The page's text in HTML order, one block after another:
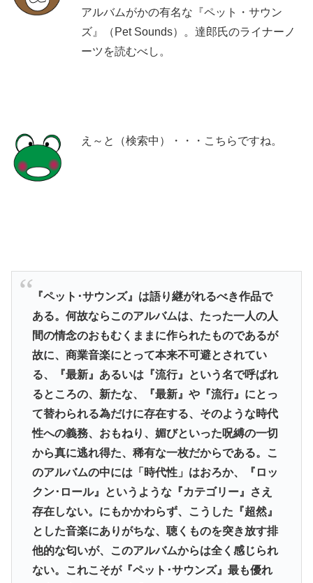
アルバムがかの有名な『ペット・サウン
ズ』（Pet Sounds）。達郎氏のライナーノ
ーツを読むべし。
え～と（検索中）・・・こちらですね。
『ペット･サウンズ』は語り継がれるべき作品で
ある。何故ならこのアルバムは、たった一人の人
間の情念のおもむくままに作られたものであるが
故に、商業音楽にとって本来不可避とされてい
る、『最新』あるいは『流行』という名で呼ばれ
るところの、新たな、『最新』や『流行』にとっ
て替わられる為だけに存在する、そのような時代
性への義務、おもねり、媚びといった呪縛の一切
から真に逃れ得た、稀有な一枚だからである。こ
のアルバムの中には「時代性」はおろか、『ロッ
クン･ロール』というような『カテゴリー』さえ
存在しない。にもかかわらず、こうした『超然』
とした音楽にありがちな、聴くものを突き放す排
他的な匂いが、このアルバムからは全く感じられ
ない。これこそが『ペット･サウンズ』最も優れ